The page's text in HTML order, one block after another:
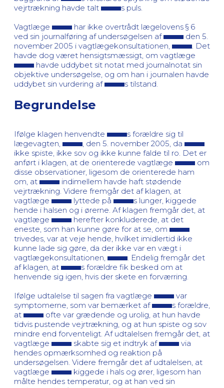
vejrtrækning havde talt
s puls.
Vagtlæge
har ikke overtrådt lægelovens § 6
ved sin journalføring af undersøgelsen af
den 5.
november 2005 i vagtlægekonsultationen,
. Det
havde dog været hensigtsmæssigt, om vagtlæge
havde uddybet sit notat med journalnotat sin
objektive undersøgelse, og om han i journalen havde
uddybet sin vurdering af
s tilstand.
Begrundelse
Ifølge klagen henvendte
s forældre sig til
lægevagten,
, den 5. november 2005, da
ikke spiste, ikke sov og ikke kunne falde til ro. Det er
anført i klagen, at de orienterede vagtlæge
om
disse observationer, ligesom de orienterede ham
om, at
indimellem havde haft stødende
vejrtrækning. Videre fremgår det af klagen, at
vagtlæge
lyttede på
s lunger, kiggede
hende i halsen og i ørerne. Af klagen fremgår det, at
vagtlæge
herefter konkluderede, at det
eneste, som han kunne gøre for at se, om
trivedes, var at veje hende, hvilket imidlertid ikke
kunne lade sig gøre, da der ikke var en vægt i
vagtlægekonsultationen,
. Endelig fremgår det
af klagen, at
s forældre fik besked om at
henvende sig igen, hvis der skete en forværring.
Ifølge udtalelse til sagen fra vagtlæge
var
symptomerne, som var bemærket af
s forældre,
at
ofte var grædende og urolig, at hun havde
tidvis pustende vejrtrækning, og at hun spiste og sov
mindre end forventeligt. Af udtalelsen fremgår det, at
vagtlæge
skabte sig et indtryk af
via
hendes opmærksomhed og reaktion på
undersøgelsen. Videre fremgår det af udtalelsen, at
vagtlæge
kiggede i hals og ører, ligesom han
målte hendes temperatur, og at han ved sin